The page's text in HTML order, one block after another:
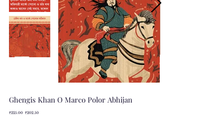
Ghengis Khan O Marco Polor Abhijan
Original
₹225.00 Sale
₹202.50